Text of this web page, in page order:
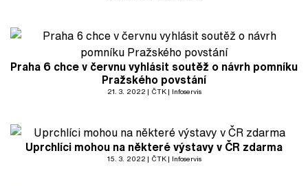
Praha 6 chce v červnu vyhlásit soutěž o návrh pomníku
Pražského povstání
21. 3. 2022 ČTK Infoservis
Uprchlíci mohou na některé výstavy v ČR zdarma
15. 3. 2022 ČTK Infoservis